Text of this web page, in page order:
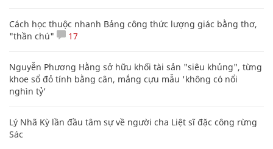
Cách học thuộc nhanh Bảng công thức lượng giác bằng thơ,
"thần chú"
17
Nguyễn Phương Hằng sở hữu khối tài sản "siêu khủng", từng
khoe sổ đỏ tính bằng cân, mắng cựu mẫu 'không có nổi
nghìn tỷ'
Lý Nhã Kỳ lần đầu tâm sự về người cha Liệt sĩ đặc công rừng
Sác